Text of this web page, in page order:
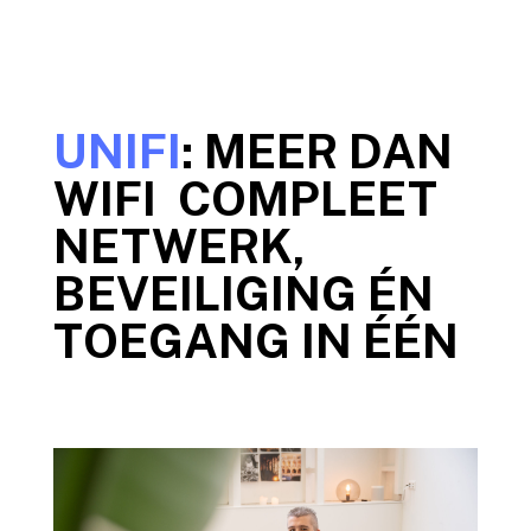
UNIFI: MEER DAN
WIFI COMPLEET
NETWERK,
BEVEILIGING ÉN
TOEGANG IN ÉÉN